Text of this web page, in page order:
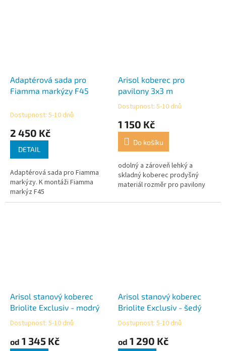
Adaptérová sada pro
Fiamma markýzy F45
Dostupnost: 5-10 dnů
2 450 Kč
DETAIL
Adaptérová sada pro Fiamma
markýzy. K montáži Fiamma
markýz F45
Arisol koberec pro
pavilony 3x3 m
Průměrné
produktu
5,0
5
hvězdiček.
Dostupnost: 5-10 dnů
1 150 Kč
Do košíku
odolný a zároveň lehký a
skladný koberec prodyšný
materiál rozměr pro pavilony
Arisol stanový koberec
Briolite Exclusiv - modrý
Průměrné
produktu
Dostupnost: 5-10 dnů
od 1 345 Kč
Arisol stanový koberec
Briolite Exclusiv - šedý
Průměrné
produktu
Dostupnost: 5-10 dnů
od 1 290 Kč